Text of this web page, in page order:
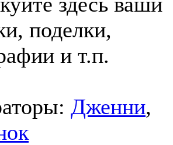
поделки,
и т.п.
Дженни,